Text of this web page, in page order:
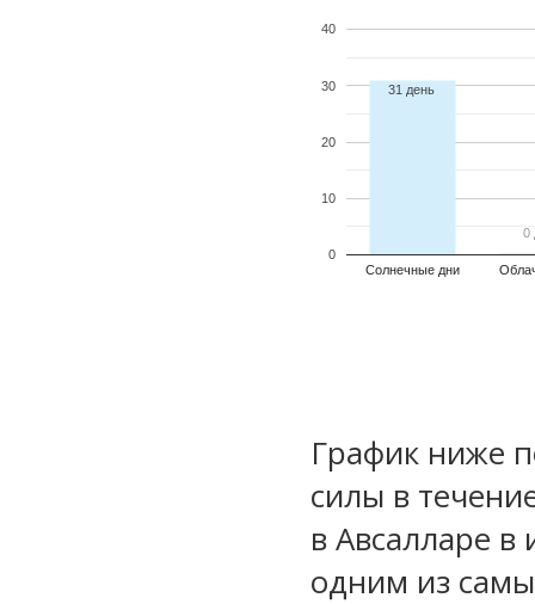
Солнечные дни
0
10
20
30
40
31 день
0
0
График ниже
силы в
в Авсалларе в
одним из